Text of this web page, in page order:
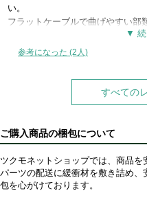
い。
フラットケーブルで曲げやすい部
う少し柔らかくなったらありがた
いところ。
参考になった (2人)
すべての
ご購入商品の梱包について
ツクモネットショップでは、商品
パーツの配送に緩衝材を敷き詰め
包を心がけております。